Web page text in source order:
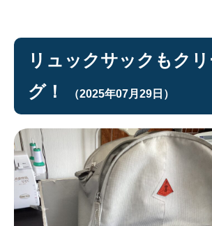
リュックサックもク
グ！
（2025年07月29日）